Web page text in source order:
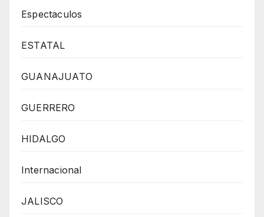
Espectaculos
ESTATAL
GUANAJUATO
GUERRERO
HIDALGO
Internacional
JALISCO